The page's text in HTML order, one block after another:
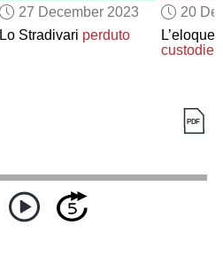
27 December 2023
Lo Stradivari perduto
20
custodie